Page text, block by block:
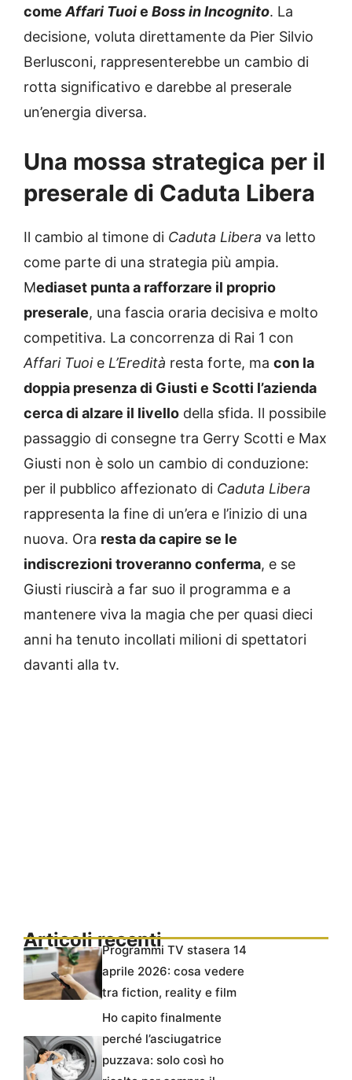
comeAffari Tuoie Boss in Incognito. La
decisione, voluta direttamente da Pier Silvio
Berlusconi, rappresenterebbe un cambio di
rotta significativo e darebbe al preserale
un’energia diversa.
Una mossa strategica per il
preserale di Caduta Libera
Il cambio al timone di Caduta Libera va letto
come parte di una strategia più ampia.
Mediaset punta a rafforzare il proprio
preserale, una fascia oraria decisiva e molto
competitiva. La concorrenza di Rai 1 con
Affari Tuoie L’Eredità resta forte, ma con la
doppia presenza di Giusti e Scotti l’azienda
cerca di alzare il livello della sfida. Il possibile
passaggio di consegne tra Gerry Scotti e Max
Giusti non è solo un cambio di conduzione:
per il pubblico affezionato di Caduta Libera
rappresenta la fine di un’era e l’inizio di una
nuova. Ora resta da capire se le
indiscrezioni troveranno conferma, e se
Giusti riuscirà a far suo il programma e a
mantenere viva la magia che per quasi dieci
anni ha tenuto incollati milioni di spettatori
davanti alla tv.
Articoli recentiProgrammi TV stasera 14
aprile 2026: cosa vedere
tra fiction, reality e film
Ho capito finalmente
perché l’asciugatrice
puzzava: solo così ho